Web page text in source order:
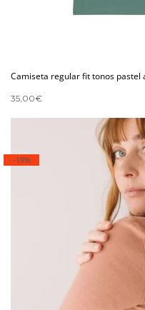
Camiseta regular fit tonos pastel
35,00€
-19%